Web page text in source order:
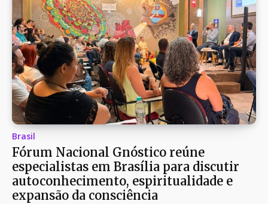
Brasil
Fórum Nacional Gnóstico reúne
especialistas em Brasília para discutir
autoconhecimento, espiritualidade e
expansão da consciência